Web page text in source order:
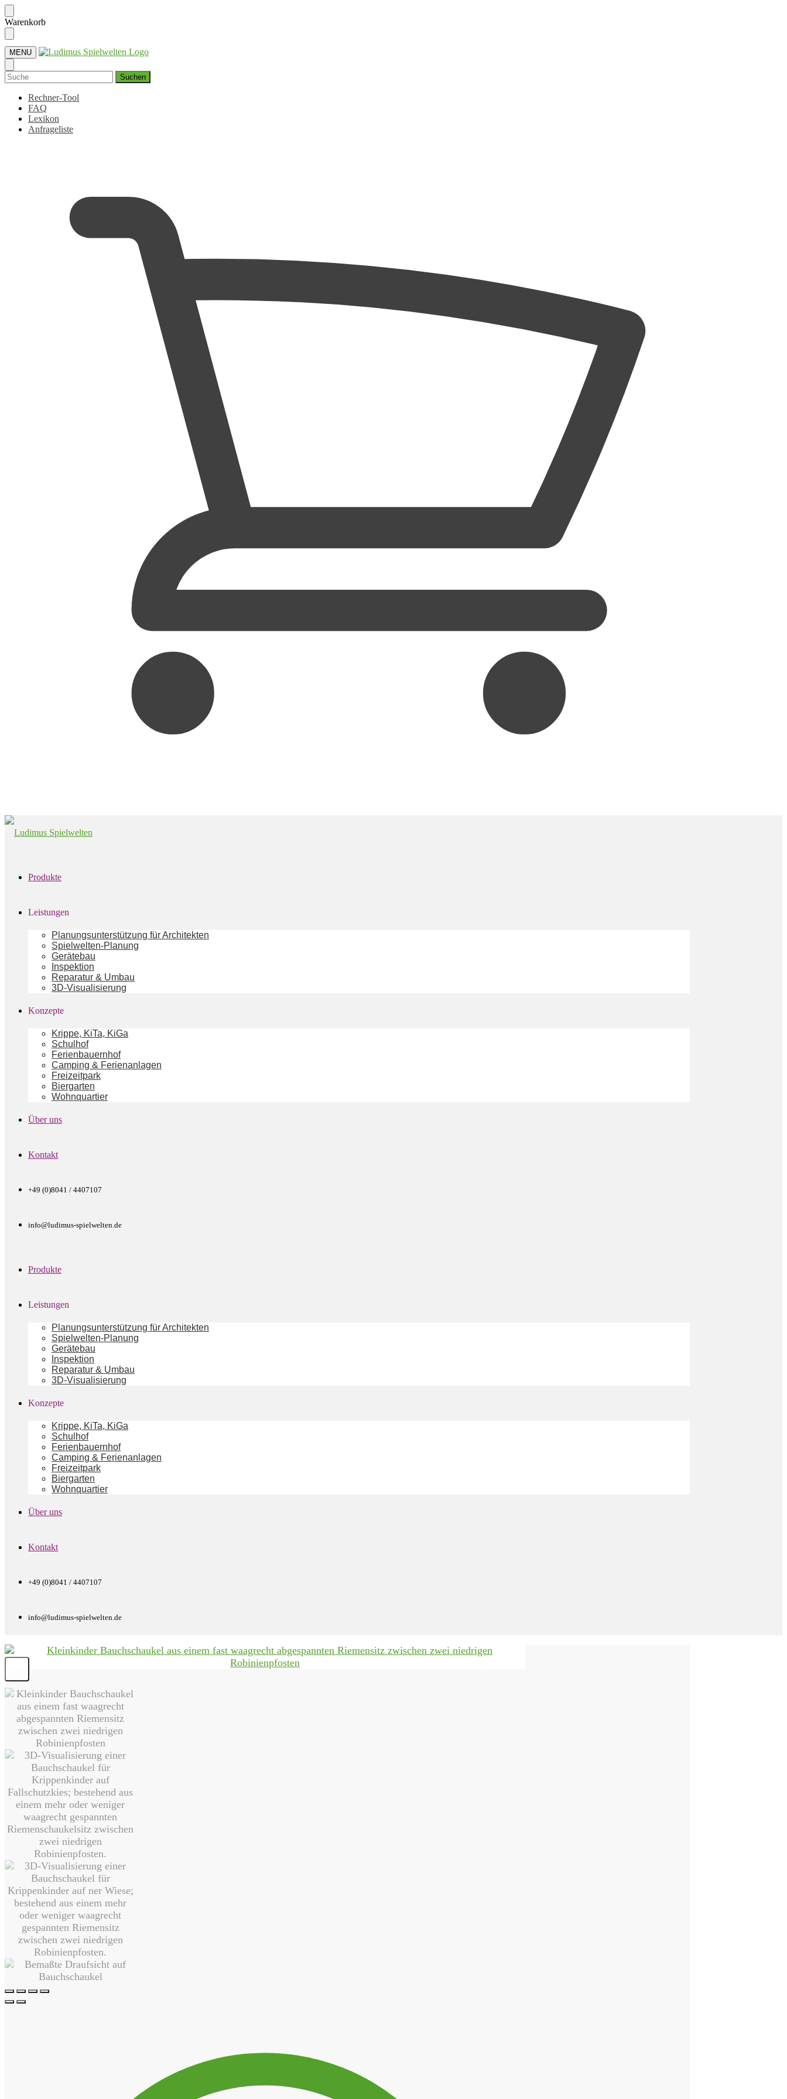
Skip
to
navigation
Skip
to
content
Warenkorb
MENU
Suchen
nach:
Rechner-Tool
FAQ
Lexikon
Anfrageliste
Produkte
Leistungen
Planungsunterstützung für Architekten
Spielwelten-Planung
Gerätebau
Inspektion
Reparatur & Umbau
3D-Visualisierung
Konzepte
Krippe, KiTa, KiGa
Schulhof
Ferienbauernhof
Camping & Ferienanlagen
Freizeitpark
Biergarten
Wohnquartier
Über uns
Kontakt
+49 (0)8041 / 4407107
info@ludimus-spielwelten.de
Produkte
Leistungen
Planungsunterstützung für Architekten
Spielwelten-Planung
Gerätebau
Inspektion
Reparatur & Umbau
3D-Visualisierung
Konzepte
Krippe, KiTa, KiGa
Schulhof
Ferienbauernhof
Camping & Ferienanlagen
Freizeitpark
Biergarten
Wohnquartier
Über uns
Kontakt
+49 (0)8041 / 4407107
info@ludimus-spielwelten.de